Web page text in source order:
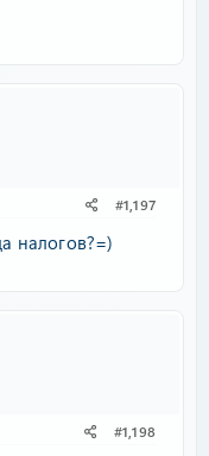
#1,197
налогов?=)
#1,198